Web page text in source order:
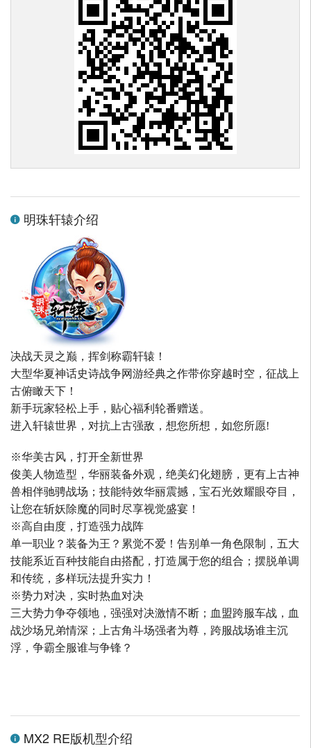
明珠轩辕介绍
决战天灵之巅，挥剑称霸轩辕！
大型华夏神话史诗战争网游经典之作带你穿越时空，征战上
古俯瞰天下！
新手玩家轻松上手，贴心福利轮番赠送。
进入轩辕世界，对抗上古强敌，想您所想，如您所愿!
※华美古风，打开全新世界
俊美人物造型，华丽装备外观，绝美幻化翅膀，更有上古神
兽相伴驰骋战场；技能特效华丽震撼，宝石光效耀眼夺目，
让您在斩妖除魔的同时尽享视觉盛宴！
※高自由度，打造强力战阵
单一职业？装备为王？累觉不爱！告别单一角色限制，五大
技能系近百种技能自由搭配，打造属于您的组合；摆脱单调
和传统，多样玩法提升实力！
※势力对决，实时热血对决
三大势力争夺领地，强强对决激情不断；血盟跨服车战，血
战沙场兄弟情深；上古角斗场强者为尊，跨服战场谁主沉
浮，争霸全服谁与争锋？
MX2 RE版机型介绍